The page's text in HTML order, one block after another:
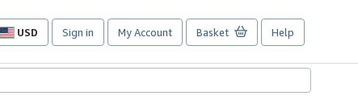
USD
Site
preferences
Sign in My Account Basket Help